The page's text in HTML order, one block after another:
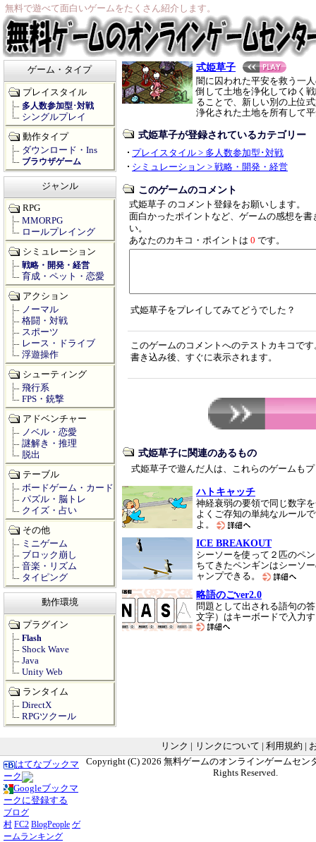
無料で遊べて面白いゲームをたくさん紹介します。
式姫草子
闇に囚われた平安を救う一
倒して土地を浄化してゆく
ることで、新しい別の上位
浄化された土地を所有して
式姫草子が登録されているカテゴリー
プレイスタイル > 多人数参加型･対戦
シミュレーション > 戦略・開発・経営
このゲームのコメント
式姫草子 のコメント登録をお願いします。
面白かったポイントなど、ゲームの感想を書
い。
あなたのカキコ・ポイントは 0 です。
式姫草子をプレイしてみてどうでした？
このゲームのコメントへのテストカキコです
書き込み後、すぐに表示されます。
式姫草子に関連のあるもの
式姫草子で遊んだ人は、これらのゲームも
ハトキャッチ
神経衰弱の要領で同じ数字
よくご存知の単純なルール
よ。
ICE BREAKOUT
シーソーを使って２匹のペ
ちてきたペンギンはシーソ
ャンプできる。
略語のごver2.0
問題として出される語句の
文字）はキーボードで入力
ゲーム・タイプ
プレイスタイル
多人数参加型･対戦
シングルプレイ
動作タイプ
ダウンロード・Ins
ブラウザゲーム
ジャンル
RPG
MMORPG
ロールプレイング
シミュレーション
戦略・開発・経営
育成・ペット・恋愛
アクション
ノーマル
格闘・対戦
スポーツ
レース・ドライブ
浮遊操作
シューティング
飛行系
FPS・銃撃
アドベンチャー
ノベル・恋愛
謎解き・推理
脱出
テーブル
ボードゲーム・カード
パズル・脳トレ
クイズ・占い
その他
ミニゲーム
ブロック崩し
音楽・リズム
タイピング
動作環境
プラグイン
Flash
Shock Wave
Java
Unity Web
ランタイム
DirectX
RPGツクール
リンク リンクについて 利用規約
はてなブックマ
ーク
Googleブックマ
ークに登録する
ブログ
村 FC2 BlogPeople ゲ
ームランキング
Copyright (C) 2026 無料ゲームのオンラインゲームセン
Rights Reserved.